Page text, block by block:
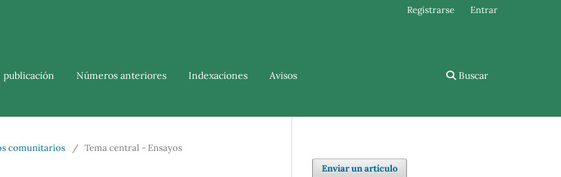
publicación Números anteriores Indexaciones Avisos Buscar
Registrarse Entrar
comunitarios / Tema central - Ensayos
Enviar un artículo